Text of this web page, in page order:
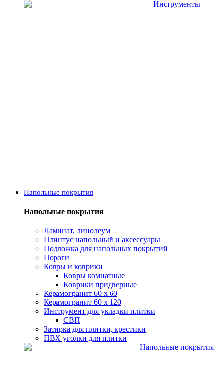
Напольные покрытия
Напольные покрытия
Ламинат, линолеум
Плинтус напольный и аксессуары
Подложка для напольных покрытий
Пороги
Ковры и коврики
Ковры комнатные
Коврики придверные
Керамогранит 60 х 60
Керамогранит 60 х 120
Инструмент для укладки плитки
СВП
Затирка для плитки, крестики
ПВХ уголки для плитки